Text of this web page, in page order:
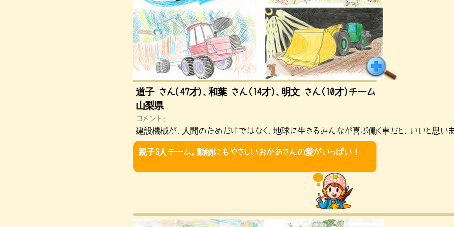
道子 さん(47才)、和葉 さん（14才）、明文 さん（10才）チーム
山梨県
コメント：
建設機械が、人間のためだけではなく、地球に生きるみんなが喜ぶ働く車だと、いいと思いま
親子3人チーム。動物にもやさしいおかあさんの愛がいっぱい！